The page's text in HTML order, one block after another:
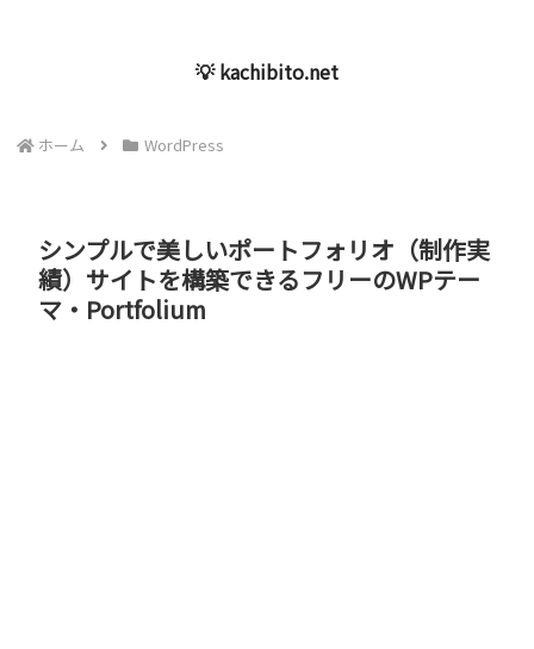
💡 kachibito.net
ホーム WordPress
シンプルで美しいポートフォリオ（制作実
績）サイトを構築できるフリーのWPテー
マ・Portfolium